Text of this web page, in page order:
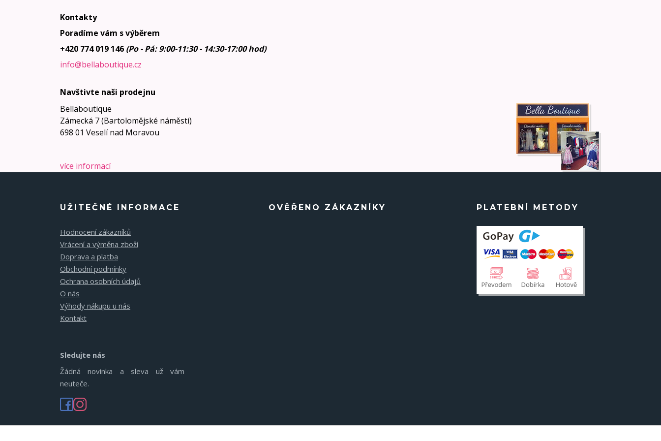
Kontakty
Poradíme vám s výběrem
+420 774 019 146 (Po - Pá: 9:00-11:30 - 14:30-17:00 hod)
info@bellaboutique.cz
Navštivte naši prodejnu
Bellaboutique
Zámecká 7 (Bartolomějské náměstí)
698 01 Veselí nad Moravou
více informací
UŽITEČNÉ INFORMACE
Hodnocení zákazníků
Vrácení a výměna zboží
Doprava a platba
Obchodní podmínky
Ochrana osobních údajů
O nás
Výhody nákupu u nás
Kontakt
Sledujte nás
Žádná novinka a sleva už vám
neuteče.
OVĚŘENO ZÁKAZNÍKY PLATEBNÍ METODY